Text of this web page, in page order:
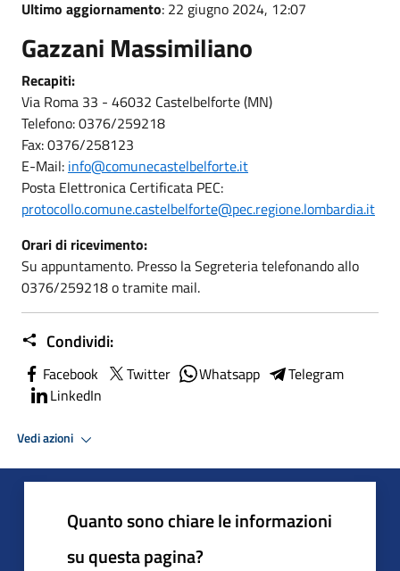
Ultimo aggiornamento: 22 giugno 2024, 12:07
Gazzani Massimiliano
Recapiti:
Via Roma 33 - 46032 Castelbelforte (MN)
Telefono: 0376/259218
Fax: 0376/258123
E-Mail: info@comunecastelbelforte.it
Posta Elettronica Certificata PEC:
protocollo.comune.castelbelforte@pec.regione.lombardia.it
Orari di ricevimento:
Su appuntamento. Presso la Segreteria telefonando allo
0376/259218 o tramite mail.
Condividi:
Facebook Twitter Whatsapp
Telegram
LinkedIn
Vedi azioni
Quanto sono chiare le informazioni
su questa pagina?